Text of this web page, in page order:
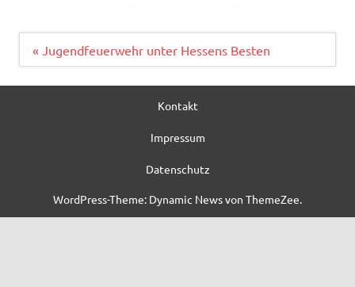
Beitragsnavigation
« Jugendfeuerwehr unter Hessens Besten
Kontakt
Impressum
Datenschutz
WordPress-Theme: Dynamic News von ThemeZee.